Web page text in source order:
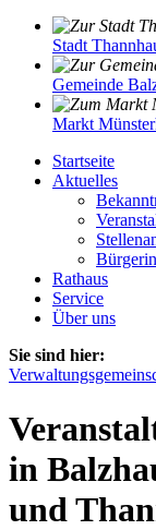
Stadt
Gemeinde
Markt
Startseite
Aktuelles
Rathaus
Service
Über uns
Sie sind hier:
in
und